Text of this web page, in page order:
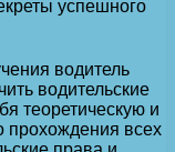
водитель
водительские
теоретическую и
прохождения всех